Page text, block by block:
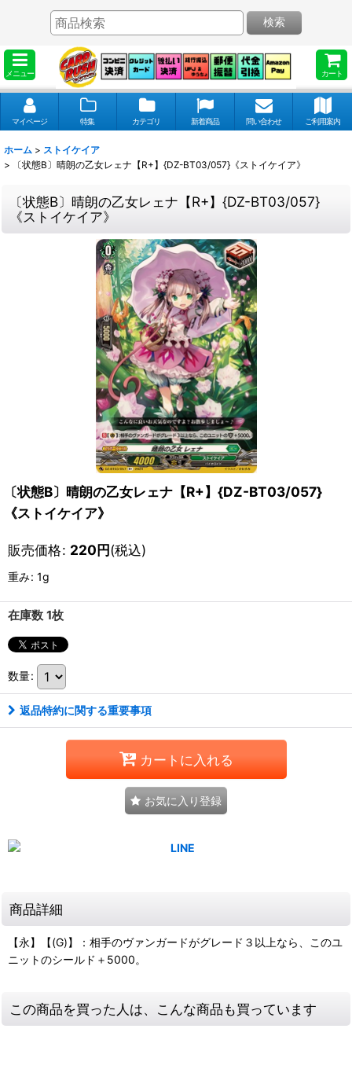
メニュー カート
検索
マイページ 特集 カテゴリ 新着商品 問い合わせ ご利用案内
ホーム > ストイケイア
>
〔状態B〕晴朗の乙女レェナ【R+】{DZ-BT03/057}《ストイケイア》
〔状態B〕晴朗の乙女レェナ【R+】{DZ-BT03/057}
《ストイケイア》
〔状態B〕晴朗の乙女レェナ【R+】{DZ-BT03/057}
《ストイケイア》
販売価格: 220円(税込)
重み: 1g
在庫数 1枚
数量:
返品特約に関する重要事項
カートに入れる
お気に入り登録
商品詳細
【永】【(G)】：相手のヴァンガードがグレード３以上なら、このユ
ニットのシールド＋5000。
この商品を買った人は、こんな商品も買っています